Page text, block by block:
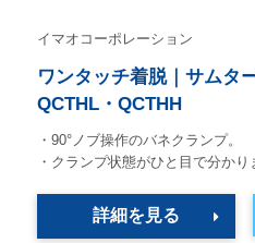
イマオコーポレーション
ワンタッチ着脱｜サムタ
QCTHL・QCTHH
・90°ノブ操作のバネクランプ。
・クランプ状態がひと目で分かり
詳細を見る